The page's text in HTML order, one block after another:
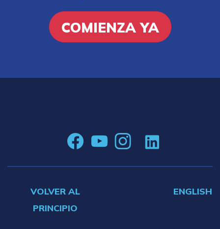
COMIENZA YA
VOLVER AL
PRINCIPIO
ENGLISH